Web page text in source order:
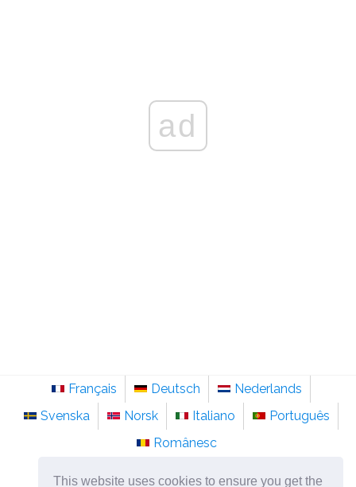
This website uses cookies to ensure you get the
ad
Français Deutsch
Nederlands
Svenska
Norsk Italiano
Português
Românesc
©2026pt.sainte-anastasie.org